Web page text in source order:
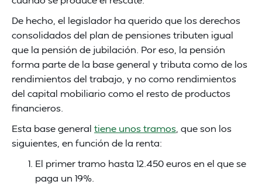
De hecho, el legislador ha querido que los derechos
consolidados del plan de pensiones tributen igual
que la pensión de jubilación. Por eso, la pensión
forma parte de la base general y tributa como de los
rendimientos del trabajo, y no como rendimientos
del capital mobiliario como el resto de productos
financieros.
Esta base general tiene unos tramos , que son los
siguientes, en función de la renta:
El primer tramo hasta 12.450 euros en el que se
paga un 19%.